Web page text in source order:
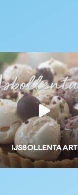
Ijsbollentaart